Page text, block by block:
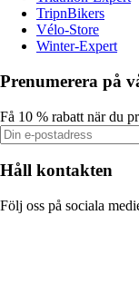
TripnBikers
Vélo-Store
Winter-Expert
Prenumerera på
Få 10 % rabatt när du
Håll kontakten
Följ oss på sociala